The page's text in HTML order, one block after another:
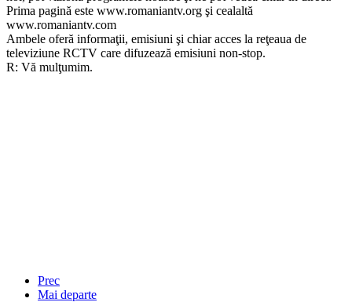
Prima pagină este www.romaniantv.org şi cealaltă
www.romaniantv.com
Ambele oferă informaţii, emisiuni şi chiar acces la reţeaua de
televiziune RCTV care difuzează emisiuni non-stop.
R: Vă mulţumim.
Prec
Mai departe